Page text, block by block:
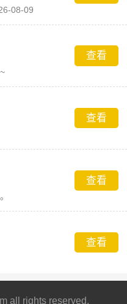
08-09
查看
查看
查看
查看
all rights reserved.